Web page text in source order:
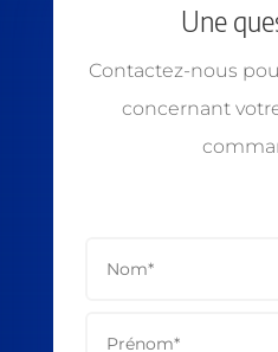
Une
Contactez-nous
concernant